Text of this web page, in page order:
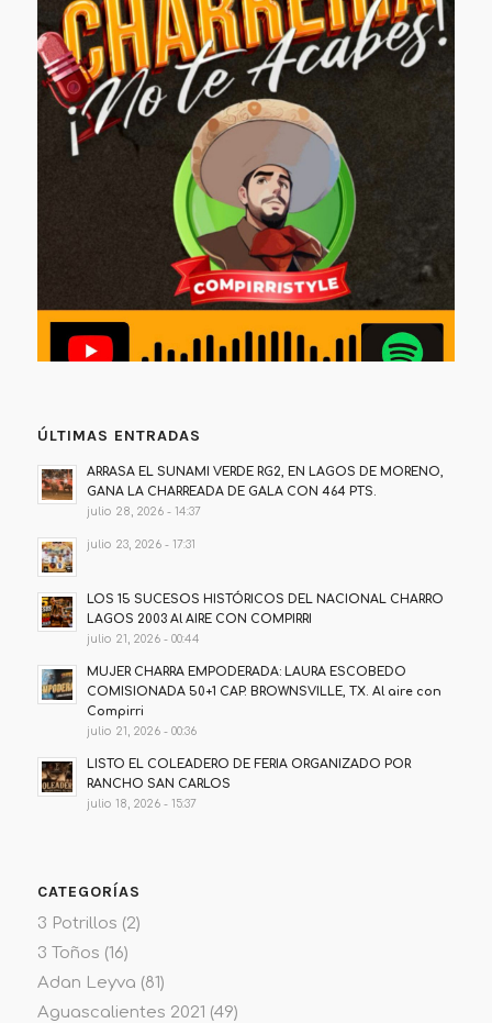
ÚLTIMAS ENTRADAS
ARRASA EL SUNAMI VERDE RG2, EN LAGOS DE MORENO,
GANA LA CHARREADA DE GALA CON 464 PTS.
julio 28, 2026 - 14:37
julio 23, 2026 - 17:31
LOS 15 SUCESOS HISTÓRICOS DEL NACIONAL CHARRO
LAGOS 2003 Al AIRE CON COMPIRRI
julio 21, 2026 - 00:44
MUJER CHARRA EMPODERADA: LAURA ESCOBEDO
COMISIONADA 50+1 CAP. BROWNSVILLE, TX. Al aire con
Compirri
julio 21, 2026 - 00:36
LISTO EL COLEADERO DE FERIA ORGANIZADO POR
RANCHO SAN CARLOS
julio 18, 2026 - 15:37
CATEGORÍAS
3 Potrillos (2)
3 Toños (16)
Adan Leyva (81)
Aguascalientes 2021 (49)